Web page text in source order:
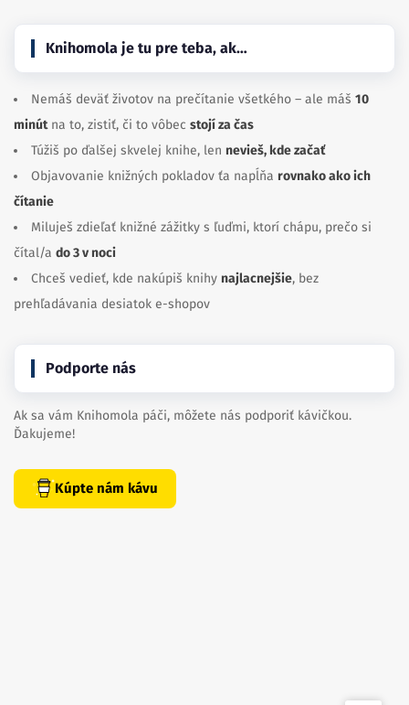
Knihomola je tu pre teba, ak…
Nemáš deväť životov na prečítanie všetkého – ale máš 10
minútna to, zistiť, či to vôbec stojí za čas
Túžiš po ďalšej skvelej knihe, len nevieš, kde začať
Objavovanie knižných pokladov ťa napĺňa rovnako ako ich
čítanie
Miluješ zdieľať knižné zážitky s ľuďmi, ktorí chápu, prečo si
čítal/a do 3 v noci
Chceš vedieť, kde nakúpiš knihy najlacnejšie, bez
prehľadávania desiatok e-shopov
Podporte nás
Ak sa vám Knihomola páči, môžete nás podporiť kávičkou.
Ďakujeme!
Kúpte nám kávu